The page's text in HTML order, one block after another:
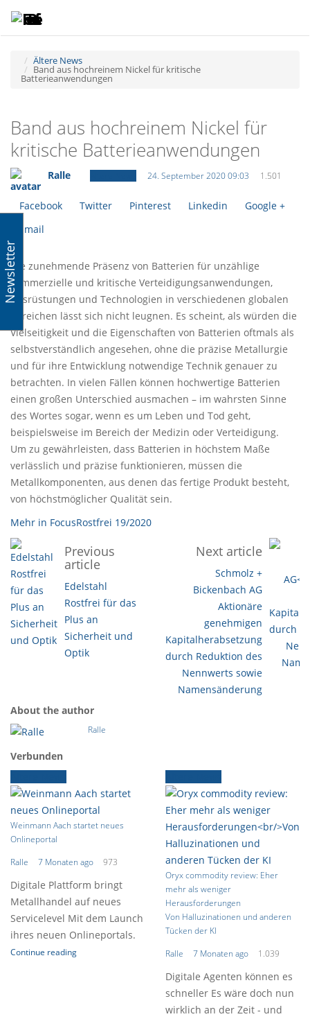
Ältere News
Band aus hochreinem Nickel für kritische
Batterieanwendungen
Band aus hochreinem Nickel für
kritische Batterieanwendungen
Ralle 24. September 2020 09:03 1.501
Facebook Twitter Pinterest Linkedin
Google +
Email
Die zunehmende Präsenz von Batterien für unzählige
kommerzielle und kritische Verteidigungsanwendungen,
Ausrüstungen und Technologien in verschiedenen globalen
Bereichen lässt sich nicht leugnen. Es scheint, als würden die
Vielseitigkeit und die Eigenschaften von Batterien oftmals als
selbstverständlich angesehen, ohne die präzise Metallurgie
und für ihre Entwicklung notwendige Technik genauer zu
betrachten. In vielen Fällen können hochwertige Batterien
einen großen Unterschied ausmachen – im wahrsten Sinne
des Wortes sogar, wenn es um Leben und Tod geht,
beispielsweise im Bereich der Medizin oder Verteidigung.
Um zu gewährleisten, dass Batterien in höchstem Maße
verlässlich und präzise funktionieren, müssen die
Metallkomponenten, aus denen das fertige Produkt besteht,
von höchstmöglicher Qualität sein.
Mehr in FocusRostfrei 19/2020
Previous
article
Edelstahl
Rostfrei für das
Plus an
Sicherheit und
Optik
Next article
Schmolz +
Bickenbach AG
Aktionäre
genehmigen
Kapitalherabsetzung
durch Reduktion des
Nennwerts sowie
Namensänderung
About the author
Ralle
Verbunden
Weinmann Aach startet neues
Onlineportal
Ralle
7 Monaten ago 973
Digitale Plattform bringt
Metallhandel auf neues
Servicelevel Mit dem Launch
ihres neuen Onlineportals.
Continue reading
Oryx commodity review: Eher
mehr als weniger
Herausforderungen
Von Halluzinationen und anderen
Tücken der KI
Ralle
7 Monaten ago 1.039
Digitale Agenten können es
schneller Es wäre doch nun
wirklich an der Zeit - und
Newsletter